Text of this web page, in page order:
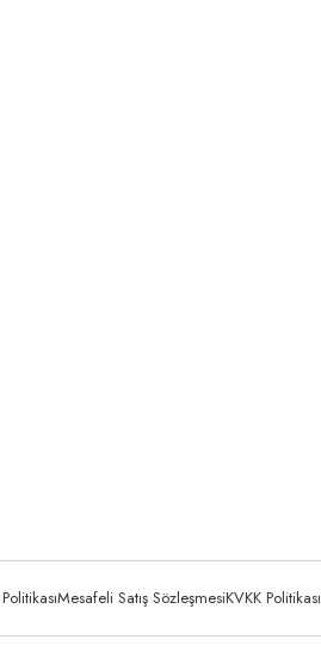
Mesafeli Satış SözleşmesiKVKK Politikası